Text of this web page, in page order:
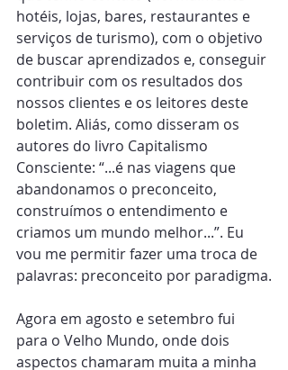
hotéis, lojas, bares, restaurantes e
serviços de turismo), com o objetivo
de buscar aprendizados e, conseguir
contribuir com os resultados dos
nossos clientes e os leitores deste
boletim. Aliás, como disseram os
autores do livro Capitalismo
Consciente: “...é nas viagens que
abandonamos o preconceito,
construímos o entendimento e
criamos um mundo melhor...”. Eu
vou me permitir fazer uma troca de
palavras: preconceito por paradigma.
Agora em agosto e setembro fui
para o Velho Mundo, onde dois
aspectos chamaram muita a minha